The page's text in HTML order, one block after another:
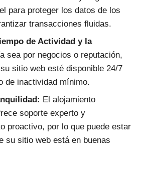
para proteger los datos de los
transacciones fluidas.
de Actividad y la
sea por negocios o reputación,
sitio web esté disponible 24/7
de inactividad mínimo.
El alojamiento
soporte experto y
proactivo, por lo que puede estar
su sitio web está en buenas